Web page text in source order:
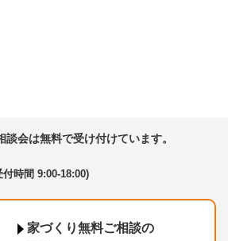
会は無料で受け付けています。
時間 9:00-18:00)
家づくり無料ご相談の